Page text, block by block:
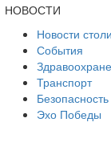
НОВОСТИ
Новости
События
Транспорт
Безопасность
Эхо Победы